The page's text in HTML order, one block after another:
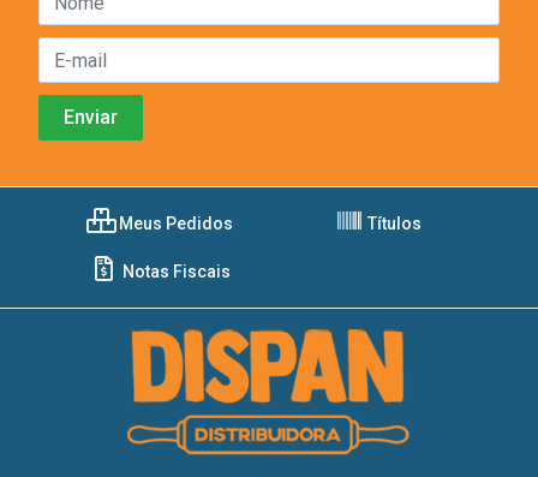
Meus Pedidos Títulos
Notas Fiscais